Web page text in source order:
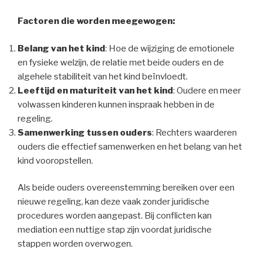
Factoren die worden meegewogen:
Belang van het kind: Hoe de wijziging de emotionele
en fysieke welzijn, de relatie met beide ouders en de
algehele stabiliteit van het kind beïnvloedt.
Leeftijd en maturiteit van het kind: Oudere en meer
volwassen kinderen kunnen inspraak hebben in de
regeling.
Samenwerking tussen ouders: Rechters waarderen
ouders die effectief samenwerken en het belang van het
kind vooropstellen.
Als beide ouders overeenstemming bereiken over een
nieuwe regeling, kan deze vaak zonder juridische
procedures worden aangepast. Bij conflicten kan
mediation een nuttige stap zijn voordat juridische
stappen worden overwogen.